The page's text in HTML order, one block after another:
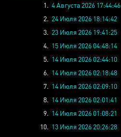
1. 4 Августа 2026 17:44:46
2. 24 Июля 2026 18:14:42
3. 23 Июля 2026 19:41:25
4. 15 Июля 2026 04:48:14
5. 14 Июля 2026 02:44:10
6. 14 Июля 2026 02:18:48
7. 14 Июля 2026 02:09:10
8. 14 Июля 2026 02:01:41
9. 14 Июля 2026 01:08:21
10. 13 Июля 2026 20:26:28